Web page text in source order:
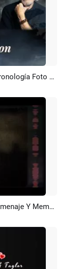
Celebración De La Vida Funeral Historia Cronología Foto Memorial Presentación De Diapositivas
Cronología De Películas Retro, Funeral, Homenaje Y Memorial